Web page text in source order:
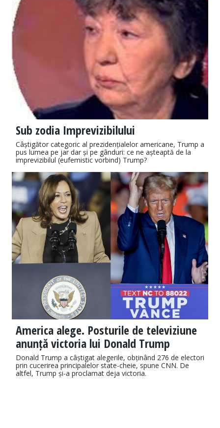
Sub zodia Imprevizibilului
Câștigător categoric al prezidențialelor americane, Trump a
pus lumea pe jar dar și pe gânduri: ce ne așteaptă de la
imprevizibilul (eufemistic vorbind) Trump?
America alege. Posturile de televiziune
anunță victoria lui Donald Trump
Donald Trump a câștigat alegerile, obținând 276 de electori
prin cucerirea principalelor state-cheie, spune CNN. De
altfel, Trump și-a proclamat deja victoria.